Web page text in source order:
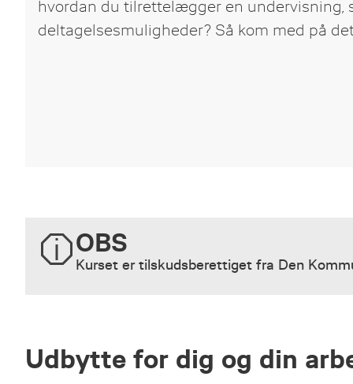
hvordan du tilrettelægger en undervisning,
deltagelsesmuligheder? Så kom med på
OBS
Kurset er tilskudsberettiget fra Den
Udbytte for dig og din